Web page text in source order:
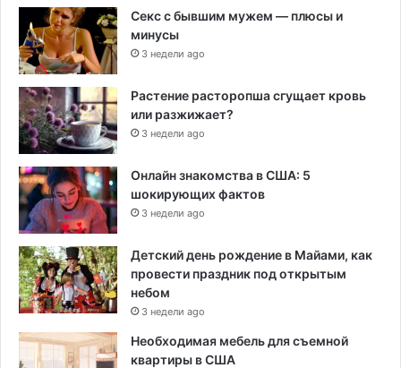
Секс с бывшим мужем — плюсы и
минусы
3 недели ago
Растение расторопша сгущает кровь
или разжижает?
3 недели ago
Онлайн знакомства в США: 5
шокирующих фактов
3 недели ago
Детский день рождение в Майами, как
провести праздник под открытым
небом
3 недели ago
Необходимая мебель для съемной
квартиры в США